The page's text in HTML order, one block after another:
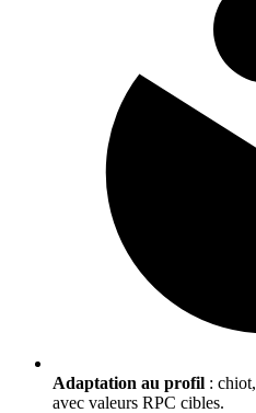
Adaptation au profil :
avec valeurs RPC cibles.